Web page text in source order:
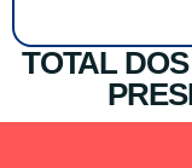
TOTAL